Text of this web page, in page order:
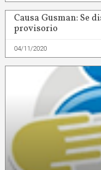
Causa Gusman: Se
provisorio
04/11/2020